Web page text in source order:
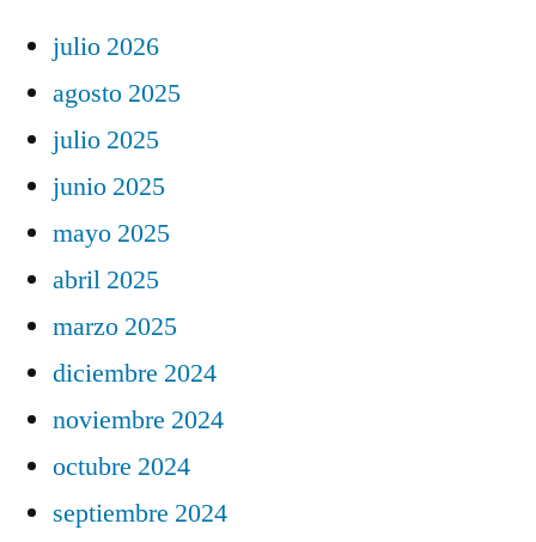
julio 2026
agosto 2025
julio 2025
junio 2025
mayo 2025
abril 2025
marzo 2025
diciembre 2024
noviembre 2024
octubre 2024
septiembre 2024